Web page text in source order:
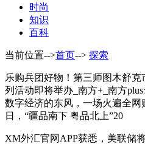
时尚
知识
百科
当前位置-->首页--> 探索
乐购兵团好物！第三师图木舒
列活动即将举办_南方+_南方
数字经济的东风，一场火遍全网
日，“疆品南下 粤品北上”20
XM外汇官网APP获悉，美联储